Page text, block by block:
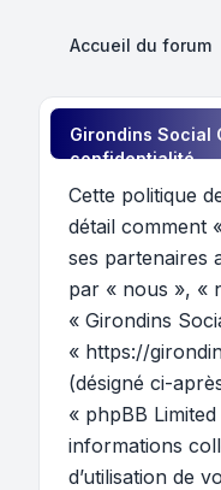
Accueil du forum
Girondins Social
confidentialité
Cette politique
détail comment
ses partenaires
par « nous », «
« Girondins
« https://
(désigné ci-
« phpBB
informations
d’utilisation de